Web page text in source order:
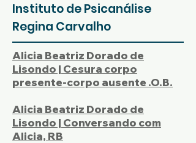
Instituto de Psicanálise
Regina Carvalho
Alicia Beatriz Dorado de
Lisondo | Cesura corpo
presente-corpo ausente .O.B.
Alicia Beatriz Dorado de
Lisondo | Conversando com
Alicia, RB